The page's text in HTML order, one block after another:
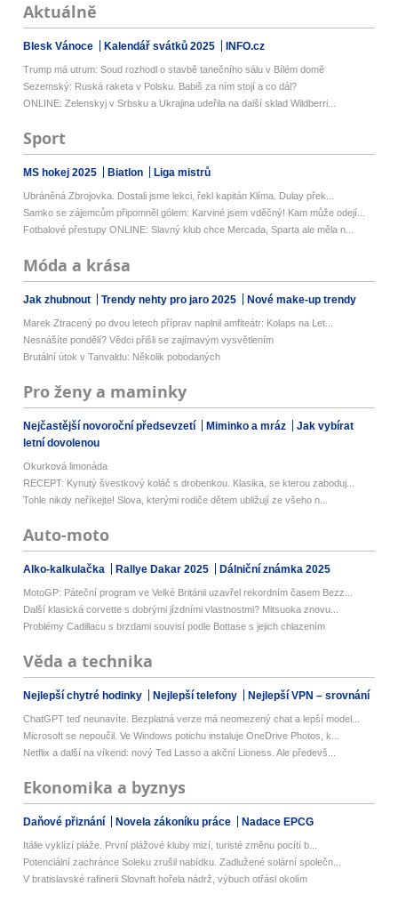
Aktuálně
Blesk Vánoce Kalendář svátků 2025 INFO.cz
Trump má utrum: Soud rozhodl o stavbě tanečního sálu v Bílém domě
Sezemský: Ruská raketa v Polsku. Babiš za ním stojí a co dál?
ONLINE: Zelenskyj v Srbsku a Ukrajina udeřila na další sklad Wildberri...
Sport
MS hokej 2025 Biatlon Liga mistrů
Ubráněná Zbrojovka. Dostali jsme lekci, řekl kapitán Klíma. Dulay přek...
Samko se zájemcům připomněl gólem: Karviné jsem vděčný! Kam může odejí...
Fotbalové přestupy ONLINE: Slavný klub chce Mercada, Sparta ale měla n...
Móda a krása
Jak zhubnout Trendy nehty pro jaro 2025 Nové make-up trendy
Marek Ztracený po dvou letech příprav naplnil amfiteátr: Kolaps na Let...
Nesnášíte pondělí? Vědci přišli se zajímavým vysvětlením
Brutální útok v Tanvaldu: Několik pobodaných
Pro ženy a maminky
Nejčastější novoroční předsevzetí Miminko a mráz
Jak vybírat
letní dovolenou
Okurková limonáda
RECEPT: Kynutý švestkový koláč s drobenkou. Klasika, se kterou zaboduj...
Tohle nikdy neříkejte! Slova, kterými rodiče dětem ubližují ze všeho n...
Auto-moto
Alko-kalkulačka Rallye Dakar 2025 Dálniční známka 2025
MotoGP: Páteční program ve Velké Británii uzavřel rekordním časem Bezz...
Další klasická corvette s dobrými jízdními vlastnostmi? Mitsuoka znovu...
Problémy Cadillacu s brzdami souvisí podle Bottase s jejich chlazením
Věda a technika
Nejlepší chytré hodinky Nejlepší telefony Nejlepší VPN – srovnání
ChatGPT teď neunavíte. Bezplatná verze má neomezený chat a lepší model...
Microsoft se nepoučil. Ve Windows potichu instaluje OneDrive Photos, k...
Netflix a další na víkend: nový Ted Lasso a akční Lioness. Ale předevš...
Ekonomika a byznys
Daňové přiznání Novela zákoníku práce Nadace EPCG
Itálie vyklízí pláže. První plážové kluby mizí, turisté změnu pocítí b...
Potenciální zachránce Soleku zrušil nabídku. Zadlužené solární společn...
V bratislavské rafinerii Slovnaft hořela nádrž, výbuch otřásl okolím